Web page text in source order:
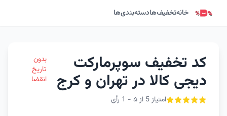
خانهتخفیف‌هادسته‌بندی‌ها
کد تخفیف سوپرمارکت
دیجی کالا در تهران و کرج
امتیاز 5 از ۵ - 1 رأی
بدون
تاریخ
انقضا